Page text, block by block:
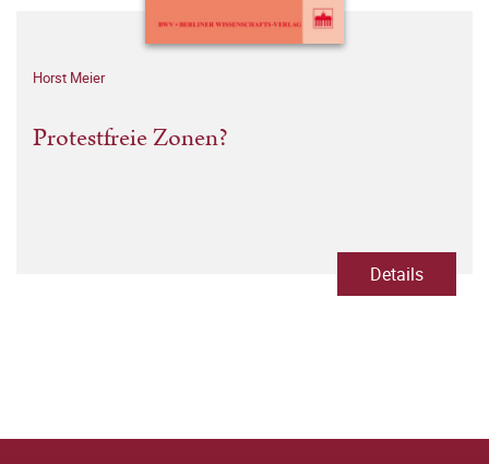
Horst Meier
Protestfreie Zonen?
Details